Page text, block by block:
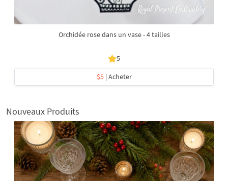
Orchidée rose dans un vase - 4 tailles
5
$5| Acheter
Nouveaux Produits